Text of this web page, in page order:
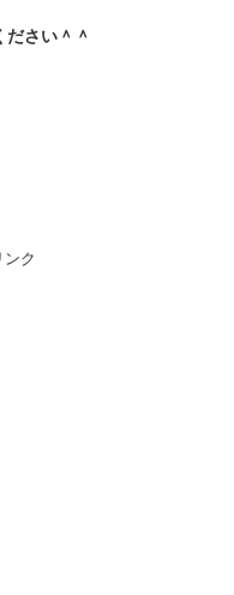
ださい＾＾
ンク